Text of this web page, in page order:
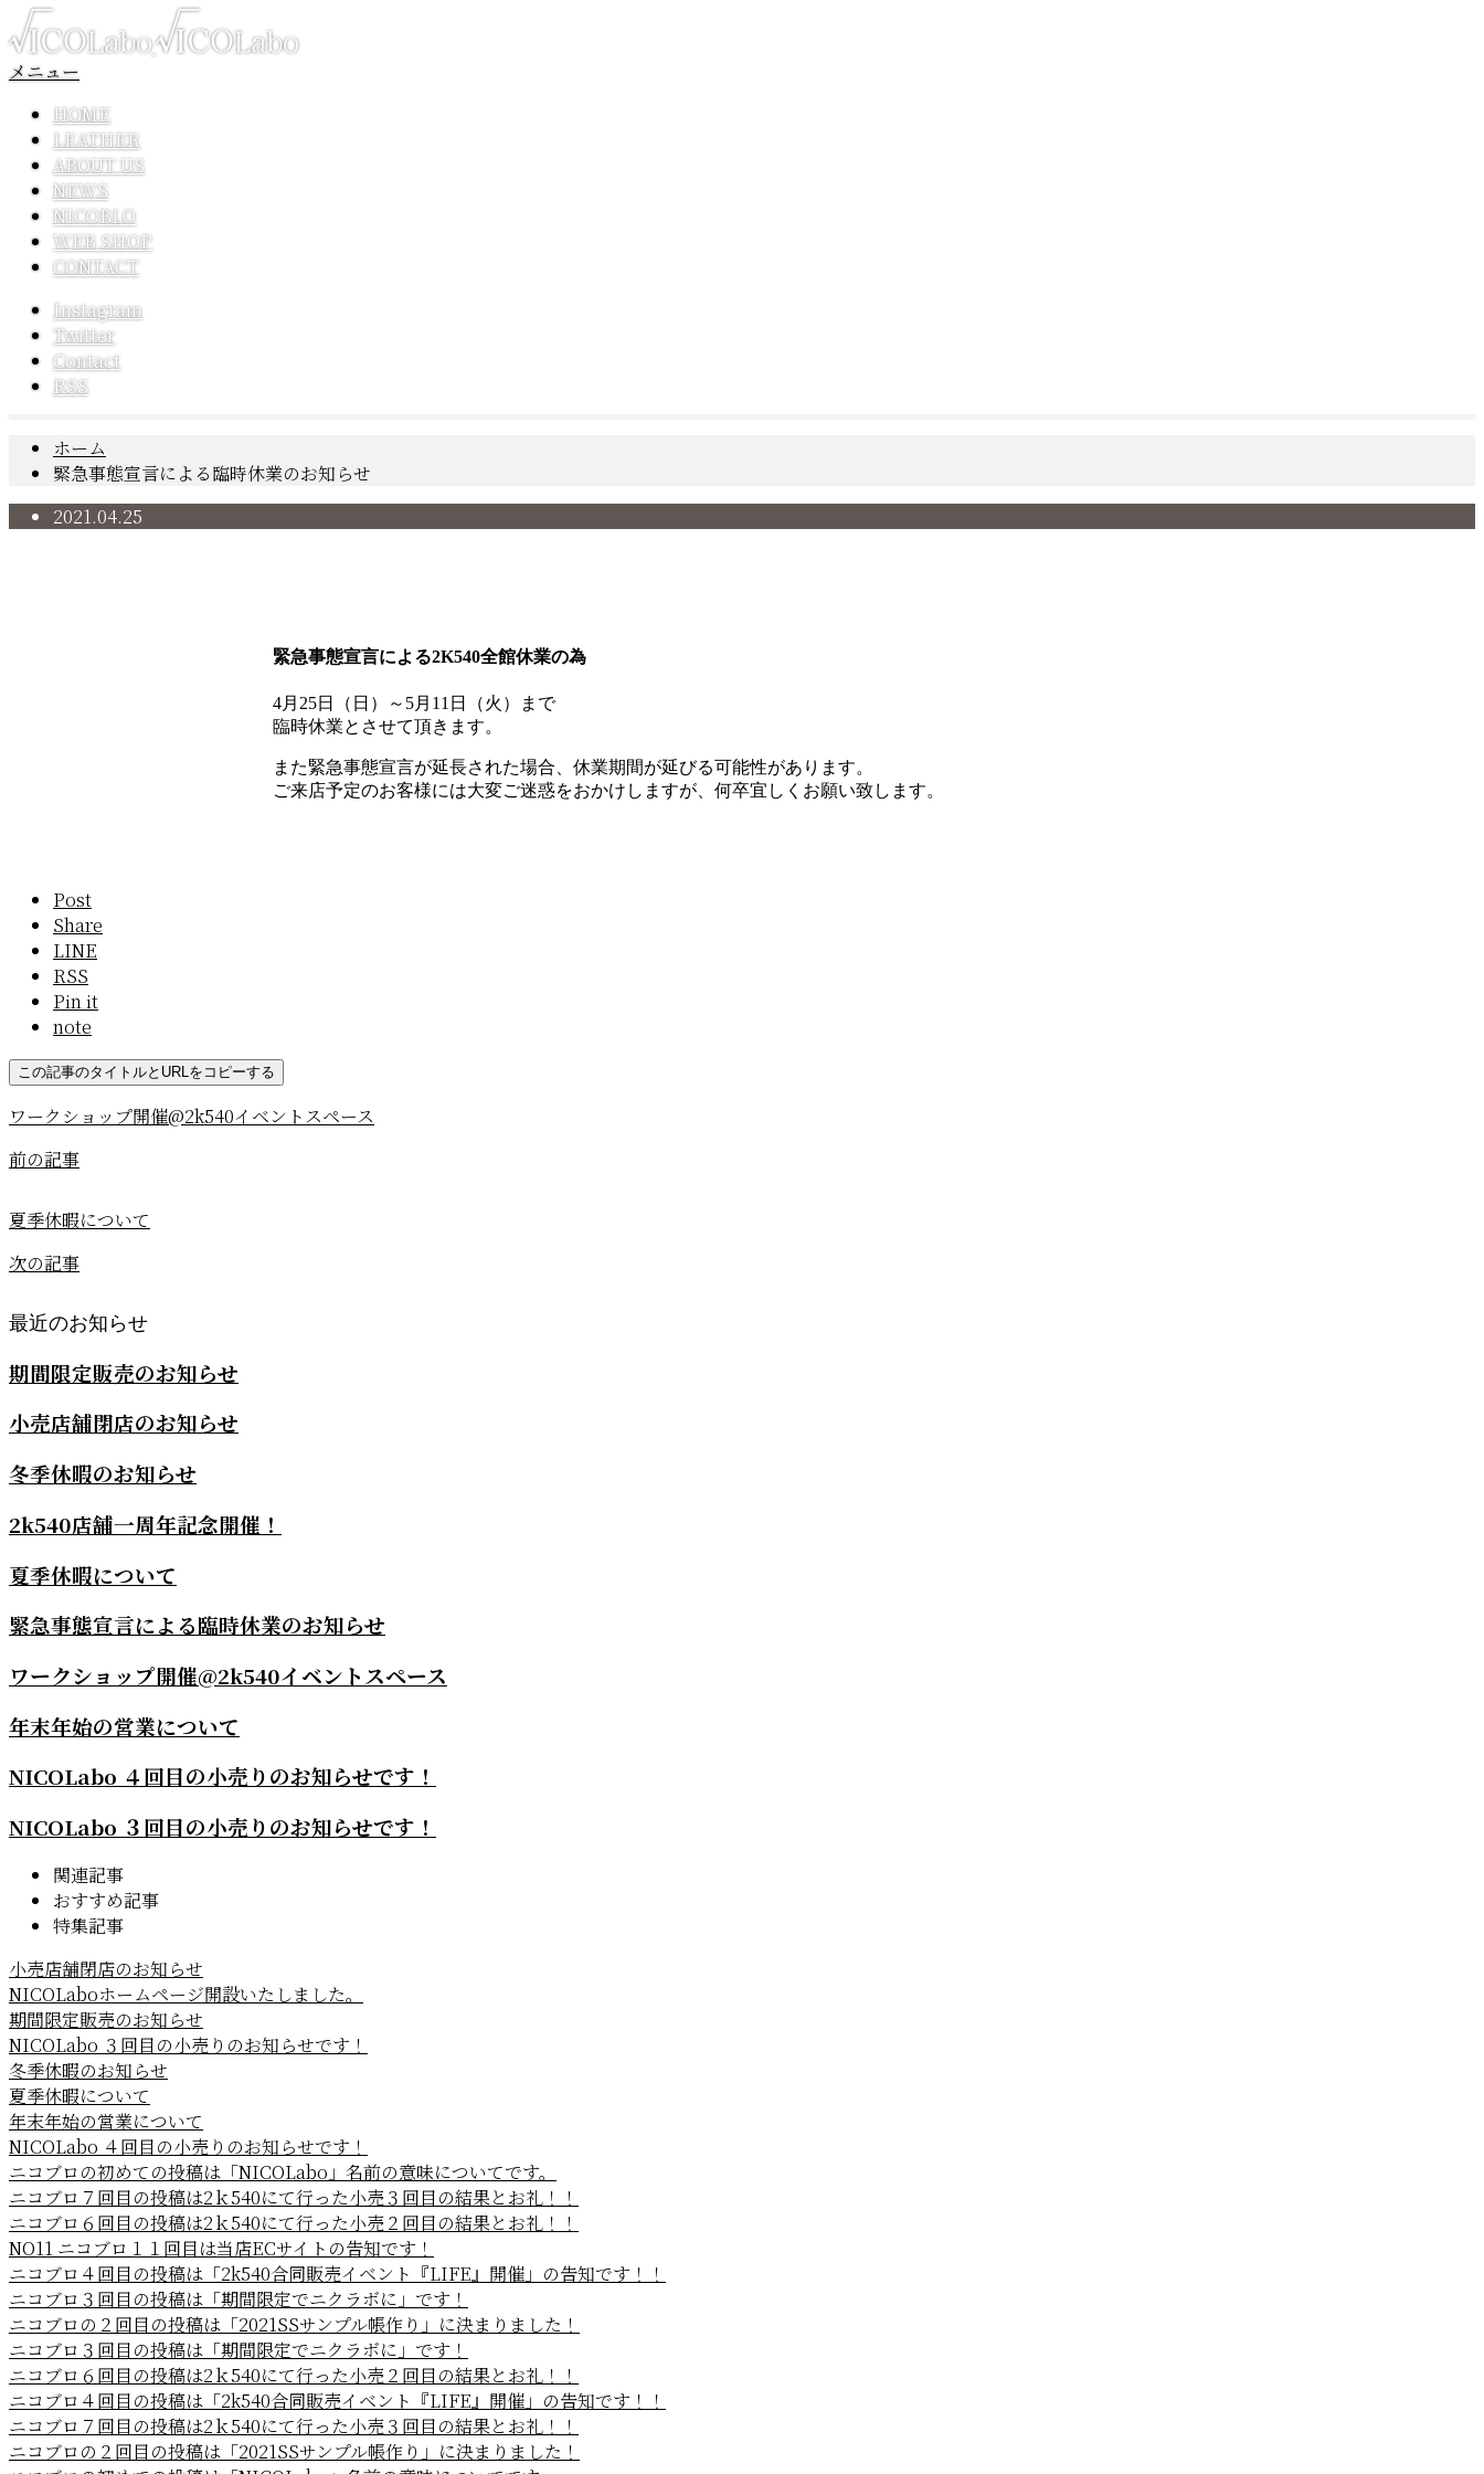
メニュー
HOME
LEATHER
ABOUT US
NEWS
NICOBLO
WEB SHOP
CONTACT
Instagram
Twitter
Contact
RSS
ホーム
緊急事態宣言による臨時休業のお知らせ
2021.04.25
緊急事態宣言による2K540全館休業の為
4月25日（日）～5月11日（火）まで
臨時休業とさせて頂きます。
また緊急事態宣言が延長された場合、休業期間が延びる可能性があります。
ご来店予定のお客様には大変ご迷惑をおかけしますが、何卒宜しくお願い致します。
Post
Share
LINE
RSS
Pin it
note
この記事のタイトルとURLをコピーする
ワークショップ開催@2k540イベントスペース
前の記事
夏季休暇について
次の記事
最近のお知らせ
期間限定販売のお知らせ
小売店舗閉店のお知らせ
冬季休暇のお知らせ
2k540店舗一周年記念開催！
夏季休暇について
緊急事態宣言による臨時休業のお知らせ
ワークショップ開催@2k540イベントスペース
年末年始の営業について
NICOLabo ４回目の小売りのお知らせです！
NICOLabo ３回目の小売りのお知らせです！
関連記事
おすすめ記事
特集記事
小売店舗閉店のお知らせ
NICOLaboホームページ開設いたしました。
期間限定販売のお知らせ
NICOLabo ３回目の小売りのお知らせです！
冬季休暇のお知らせ
夏季休暇について
年末年始の営業について
NICOLabo ４回目の小売りのお知らせです！
ニコブロの初めての投稿は「NICOLabo」名前の意味についてです。
ニコブロ７回目の投稿は2ｋ540にて行った小売３回目の結果とお礼！！
ニコブロ６回目の投稿は2ｋ540にて行った小売２回目の結果とお礼！！
NO11 ニコブロ１１回目は当店ECサイトの告知です！
ニコブロ４回目の投稿は「2k540合同販売イベント『LIFE』開催」の告知です！！
ニコブロ３回目の投稿は「期間限定でニクラボに」です！
ニコブロの２回目の投稿は「2021SSサンプル帳作り」に決まりました！
ニコブロ３回目の投稿は「期間限定でニクラボに」です！
ニコブロ６回目の投稿は2ｋ540にて行った小売２回目の結果とお礼！！
ニコブロ４回目の投稿は「2k540合同販売イベント『LIFE』開催」の告知です！！
ニコブロ７回目の投稿は2ｋ540にて行った小売３回目の結果とお礼！！
ニコブロの２回目の投稿は「2021SSサンプル帳作り」に決まりました！